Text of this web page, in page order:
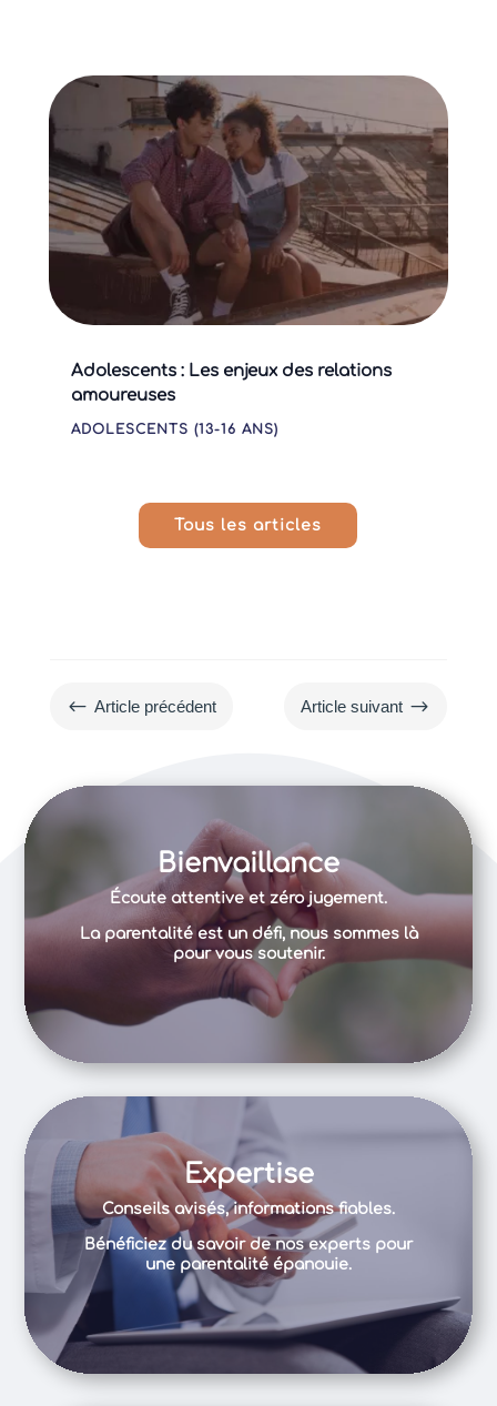
Adolescents : Les enjeux des relations
amoureuses
ADOLESCENTS (13-16 ANS)
Tous les articles
# Article précédent Article suivant $
Bienvaillance
Écoute attentive et zéro jugement.
La parentalité est un défi, nous sommes là
pour vous soutenir.
Expertise
Conseils avisés, informations fiables.
Bénéficiez du savoir de nos experts pour
une parentalité épanouie.